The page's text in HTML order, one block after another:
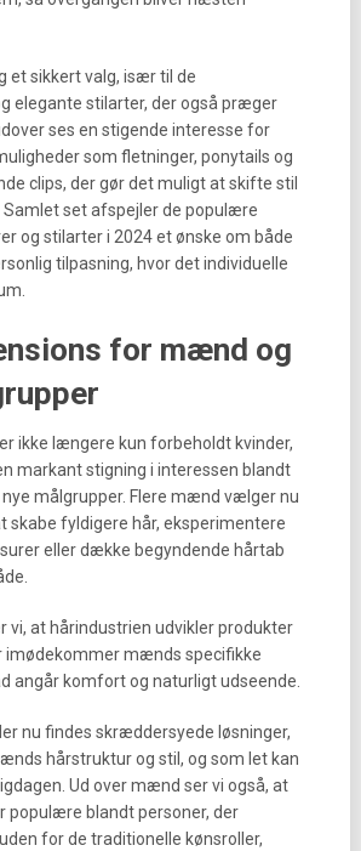
et sikkert valg, især til de
elegante stilarter, der også præger
ses en stigende interesse for
som fletninger, ponytails og
clips, der gør det muligt at skifte stil
Samlet set afspejler de populære
og stilarter i 2024 et ønske om både
tilpasning, hvor det individuelle
for mænd og
ikke længere kun forbeholdt kvinder,
markant stigning i interessen blandt
målgrupper. Flere mænd vælger nu
skabe fyldigere hår, eksperimentere
eller dække begyndende hårtab
vi, at hårindustrien udvikler produkter
imødekommer mænds specifikke
angår komfort og naturligt udseende.
nu findes skræddersyede løsninger,
hårstruktur og stil, og som let kan
Ud over mænd ser vi også, at
populære blandt personer, der
for de traditionelle kønsroller,